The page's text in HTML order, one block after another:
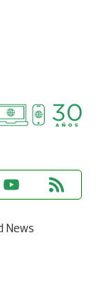
News